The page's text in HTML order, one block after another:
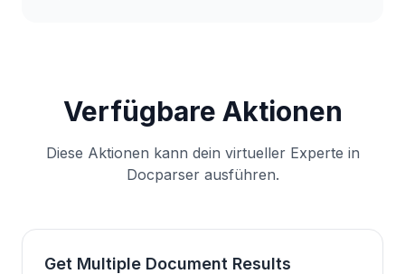
Verfügbare Aktionen
Diese Aktionen kann dein virtueller Experte in
Docparser ausführen.
Get Multiple Document Results